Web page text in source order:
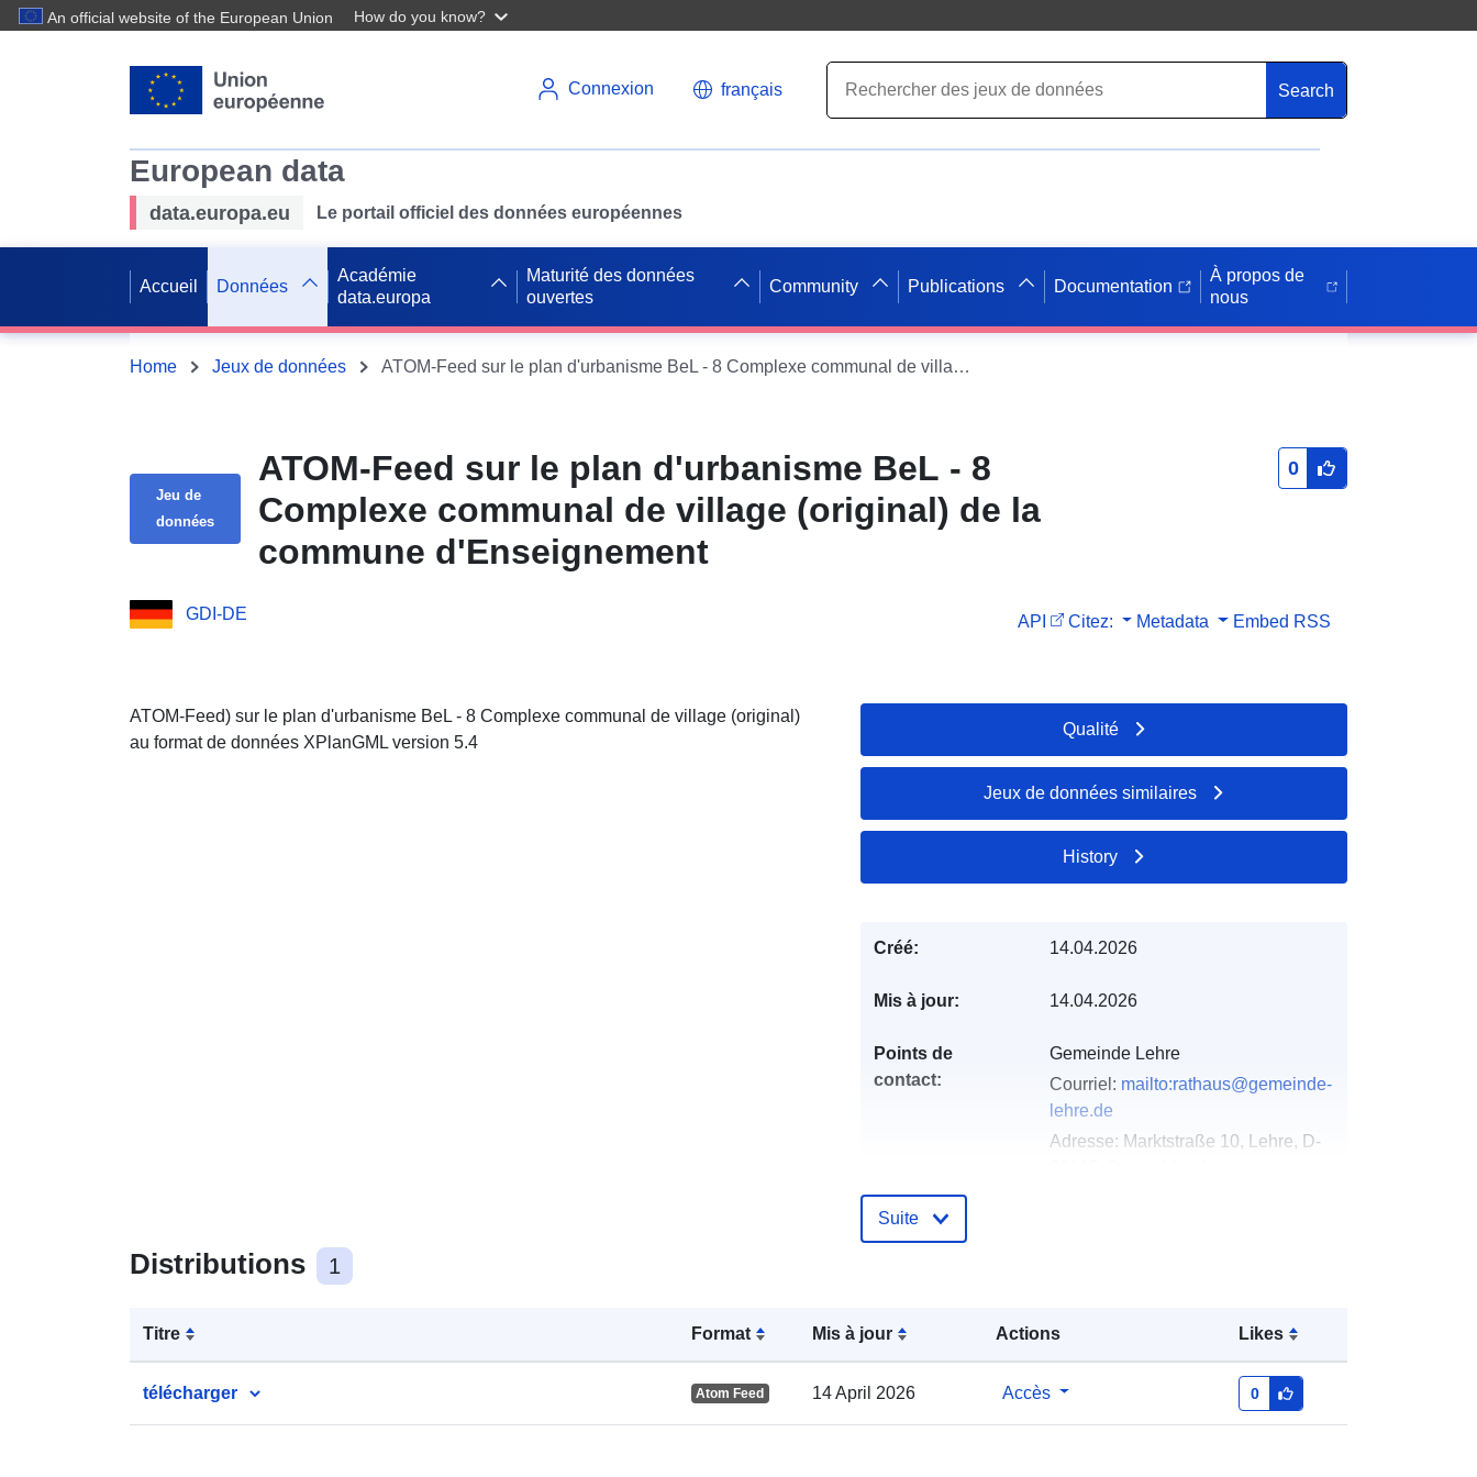
An official website of the European Union How do you know?
Connexion français Search
European data
data.europa.eu Le portail officiel des données européennes
Accueil Données
Académie
data.europa
Maturité des données
ouvertes
Community Publications Documentation
À propos de
nous
Home Jeux de données ATOM-Feed sur le plan d'urbanisme BeL - 8 Complexe communal de village (original) de la commune d'Enseignement
Jeu de
données
ATOM-Feed sur le plan d'urbanisme BeL - 8
Complexe communal de village (original) de la
commune d'Enseignement
0
GDI-DE API Citez: Metadata Embed RSS
ATOM-Feed) sur le plan d'urbanisme BeL - 8 Complexe communal de village (original)
au format de données XPlanGML version 5.4
Distributions 1
Titre Format Mis à jour Actions Likes
télécharger Atom Feed 14 April 2026 Accès 0
Qualité
Jeux de données similaires
History
Créé: 14.04.2026
Mis à jour: 14.04.2026
Points de
contact:
Gemeinde Lehre
Courriel: mailto:rathaus@gemeinde-
lehre.de
Adresse: Marktstraße 10, Lehre, D-
August 2026
spatial: Coordonnées:
52.3529468 ], [ 10.7463287,
Suite